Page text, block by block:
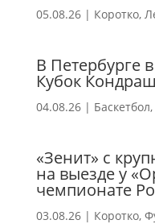
05.08.26| Коротко,
В Петербурге
Кубок
04.08.26| Баскетбол,
«Зенит» с
на выезде у
чемпионате
03.08.26| Коротко,